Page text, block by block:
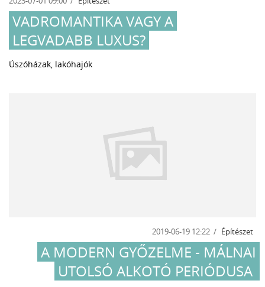
VADROMANTIKA VAGY A
LEGVADABB LUXUS?
Úszóházak, lakóhajók
2019-06-19 12:22 Építészet
A MODERN GYŐZELME - MÁLNAI
UTOLSÓ ALKOTÓ PERIÓDUSA